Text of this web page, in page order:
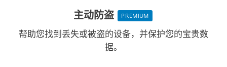
主动防盗 PREMIUM
帮助您找到丢失或被盗的设备，并保护您的宝贵数
据。